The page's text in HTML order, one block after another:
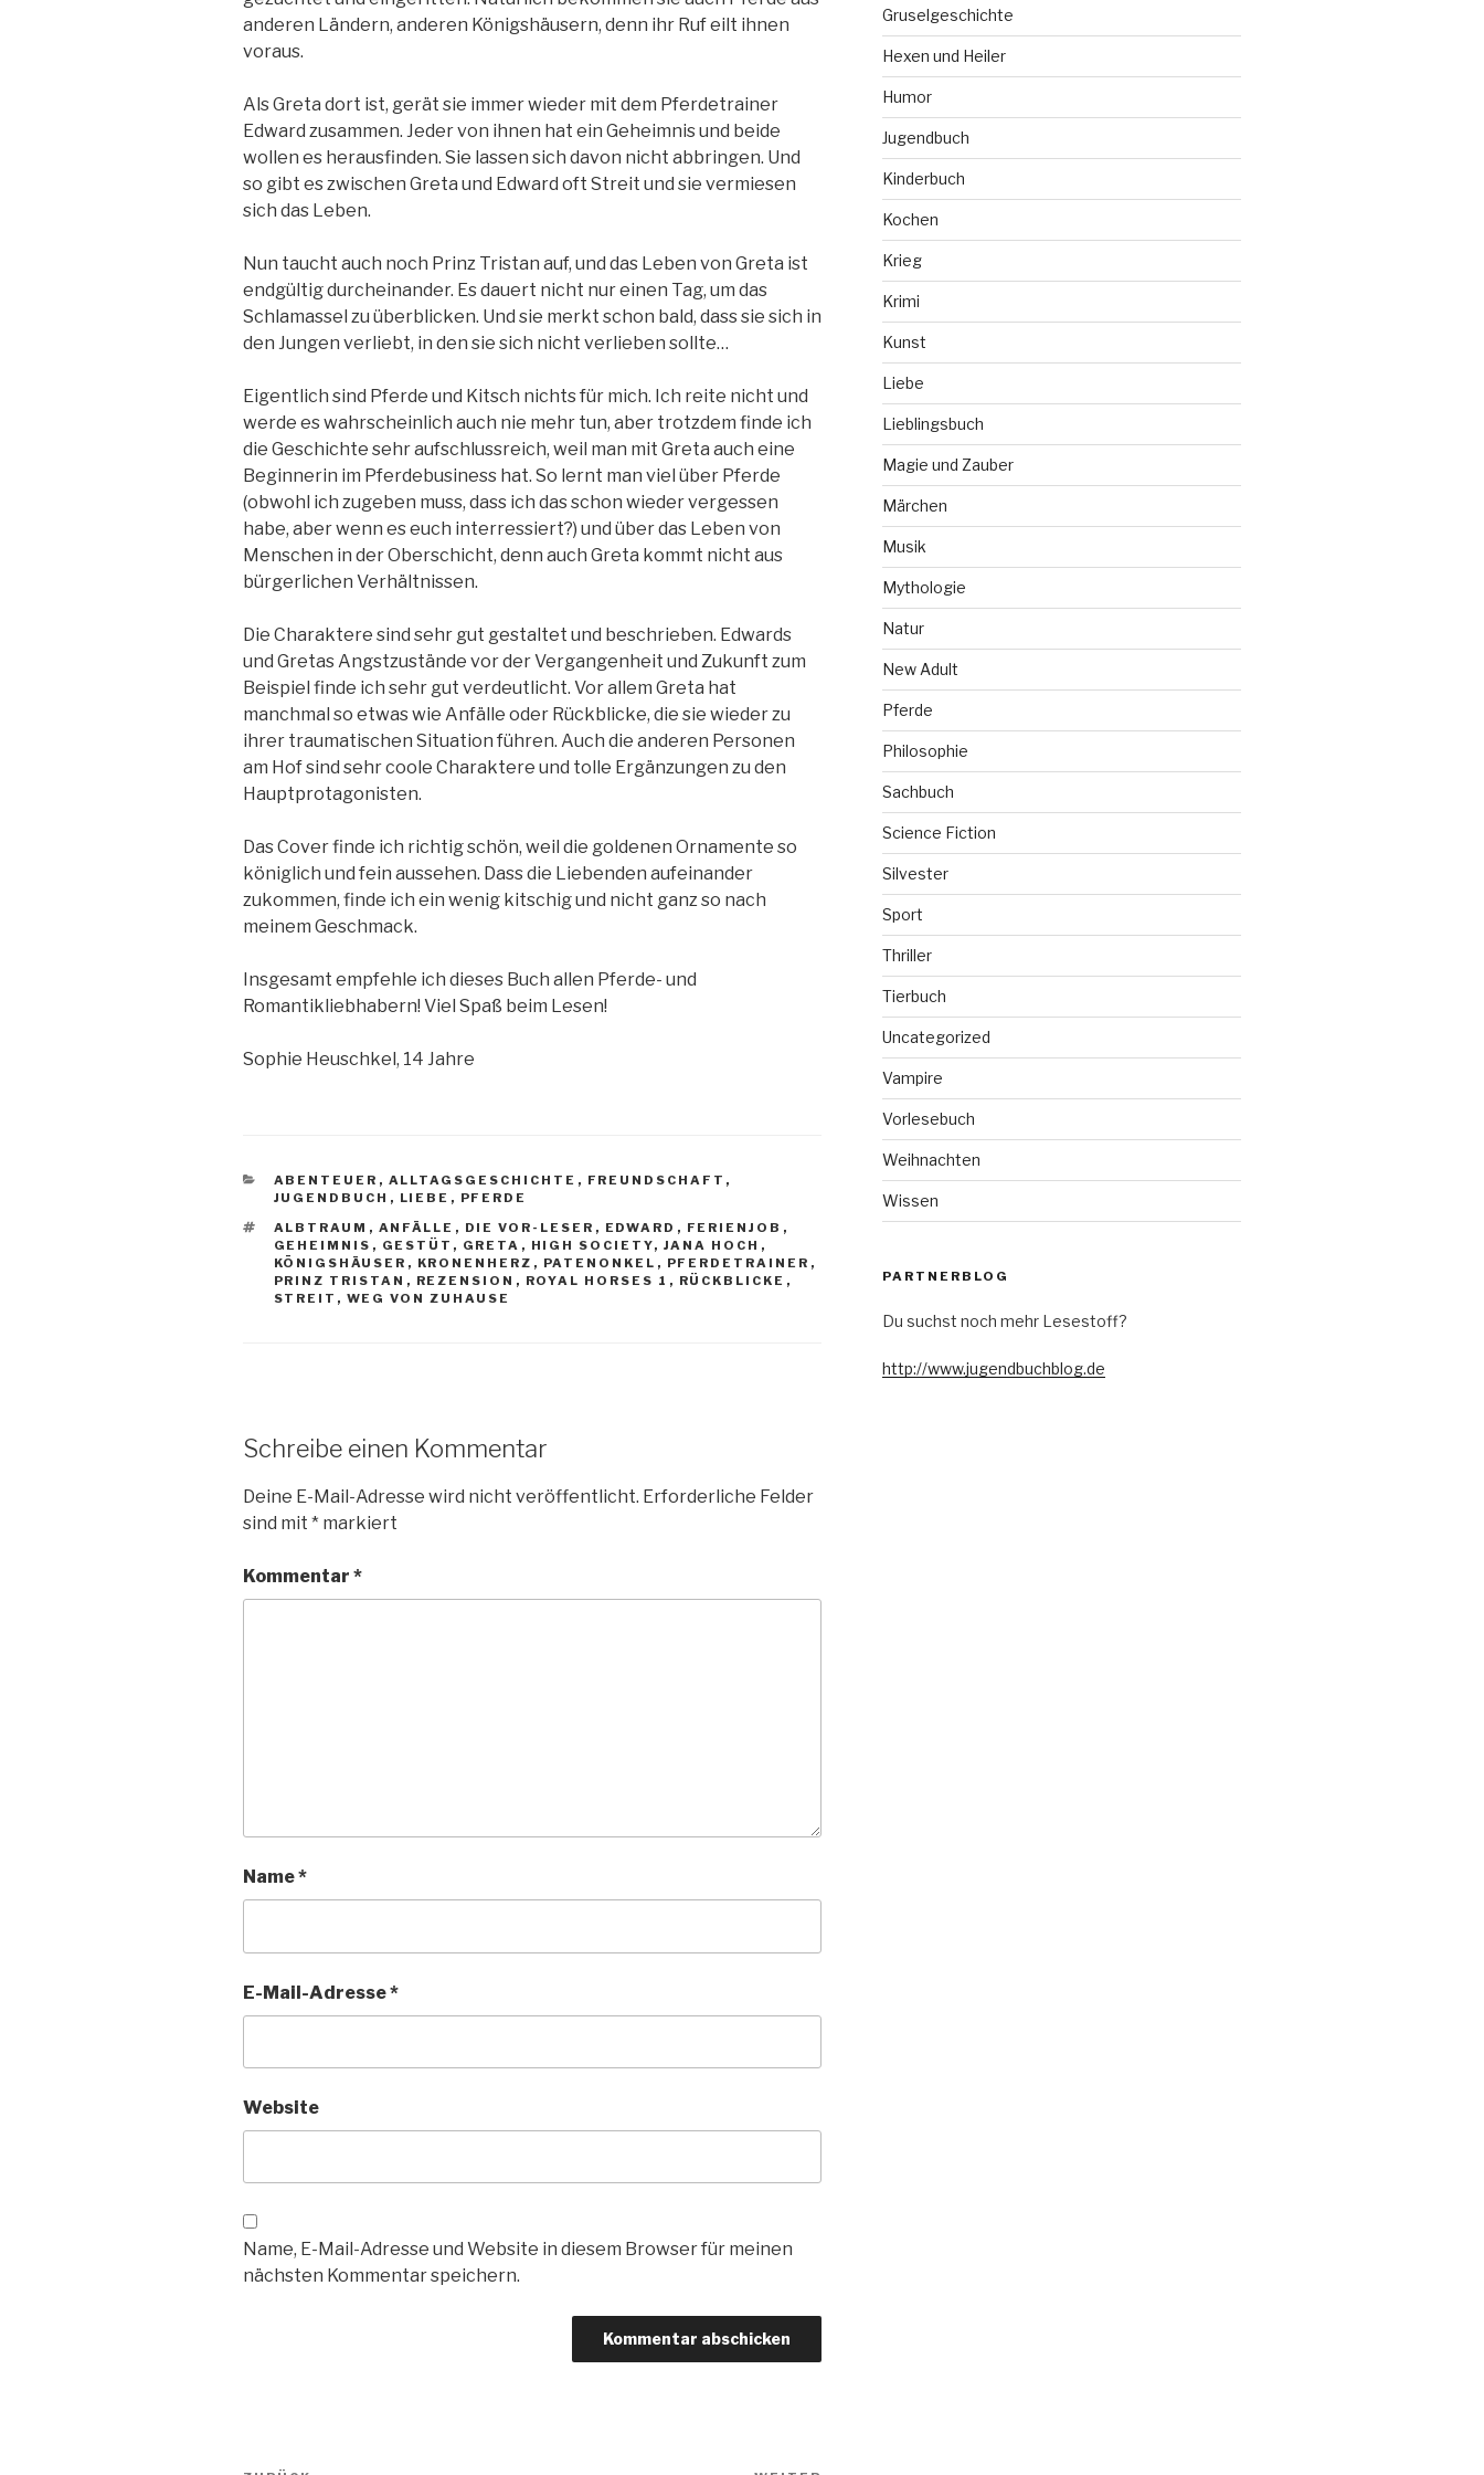
anderen Ländern, anderen Königshäusern, denn ihr Ruf eilt ihnen
voraus.
Als Greta dort ist, gerät sie immer wieder mit dem Pferdetrainer
Edward zusammen. Jeder von ihnen hat ein Geheimnis und beide
wollen es herausfinden. Sie lassen sich davon nicht abbringen. Und
so gibt es zwischen Greta und Edward oft Streit und sie vermiesen
sich das Leben.
Nun taucht auch noch Prinz Tristan auf, und das Leben von Greta ist
endgültig durcheinander. Es dauert nicht nur einen Tag, um das
Schlamassel zu überblicken. Und sie merkt schon bald, dass sie sich in
den Jungen verliebt, in den sie sich nicht verlieben sollte…
Eigentlich sind Pferde und Kitsch nichts für mich. Ich reite nicht und
werde es wahrscheinlich auch nie mehr tun, aber trotzdem finde ich
die Geschichte sehr aufschlussreich, weil man mit Greta auch eine
Beginnerin im Pferdebusiness hat. So lernt man viel über Pferde
(obwohl ich zugeben muss, dass ich das schon wieder vergessen
habe, aber wenn es euch interressiert?) und über das Leben von
Menschen in der Oberschicht, denn auch Greta kommt nicht aus
bürgerlichen Verhältnissen.
Die Charaktere sind sehr gut gestaltet und beschrieben. Edwards
und Gretas Angstzustände vor der Vergangenheit und Zukunft zum
Beispiel finde ich sehr gut verdeutlicht. Vor allem Greta hat
manchmal so etwas wie Anfälle oder Rückblicke, die sie wieder zu
ihrer traumatischen Situation führen. Auch die anderen Personen
am Hof sind sehr coole Charaktere und tolle Ergänzungen zu den
Hauptprotagonisten.
Das Cover finde ich richtig schön, weil die goldenen Ornamente so
königlich und fein aussehen. Dass die Liebenden aufeinander
zukommen, finde ich ein wenig kitschig und nicht ganz so nach
meinem Geschmack.
Insgesamt empfehle ich dieses Buch allen Pferde- und
Romantikliebhabern! Viel Spaß beim Lesen!
Sophie Heuschkel, 14 Jahre
KATEGORIEN
ABENTEUER , ALLTAGSGESCHICHTE , FREUNDSCHAFT ,
JUGENDBUCH , LIEBE , PFERDE
SCHLAGWÖRTER
ALBTRAUM , ANFÄLLE , DIE VOR-LESER , EDWARD , FERIENJOB ,
GEHEIMNIS , GESTÜT , GRETA , HIGH SOCIETY, JANA HOCH ,
KÖNIGSHÄUSER , KRONENHERZ , PATENONKEL , PFERDETRAINER ,
PRINZ TRISTAN , REZENSION , ROYAL HORSES 1 , RÜCKBLICKE ,
STREIT , WEG VON ZUHAUSE
Schreibe einen Kommentar
Deine E-Mail-Adresse wird nicht veröffentlicht. Erforderliche Felder
sind mit * markiert
Kommentar *
Name*
E-Mail-Adresse*
Website
Name, E-Mail-Adresse und Website in diesem Browser für meinen
nächsten Kommentar speichern.
Gruselgeschichte
Hexen und Heiler
Humor
Jugendbuch
Kinderbuch
Kochen
Krieg
Krimi
Kunst
Liebe
Lieblingsbuch
Magie und Zauber
Märchen
Musik
Mythologie
Natur
New Adult
Pferde
Philosophie
Sachbuch
Science Fiction
Silvester
Sport
Thriller
Tierbuch
Uncategorized
Vampire
Vorlesebuch
Weihnachten
Wissen
PARTNERBLOG
Du suchst noch mehr Lesestoff?
http://www.jugendbuchblog.de